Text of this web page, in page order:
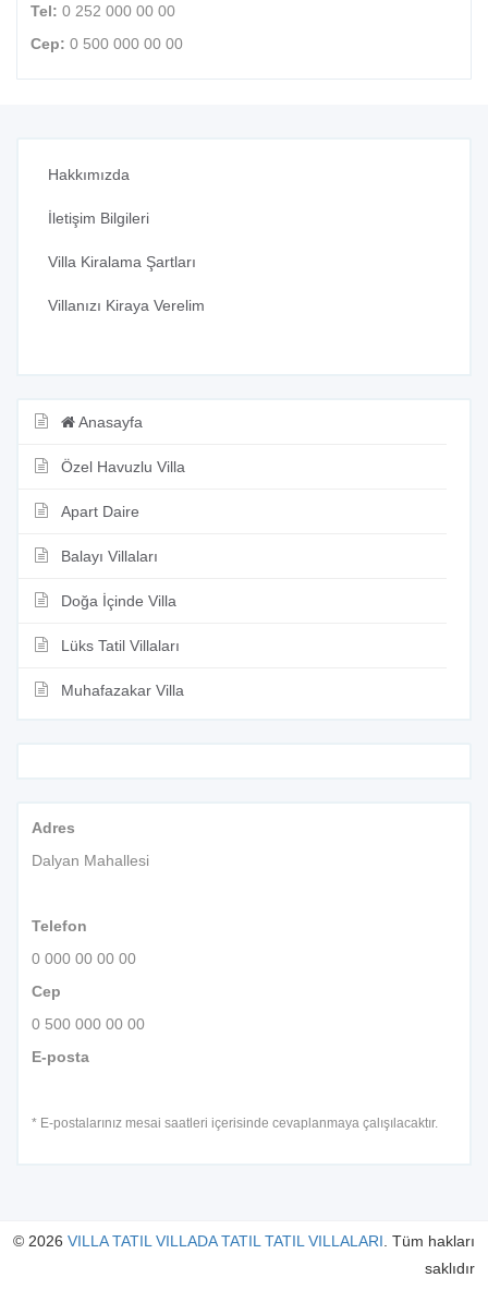
Tel: 0 252 000 00 00
Cep: 0 500 000 00 00
Hakkımızda
İletişim Bilgileri
Villa Kiralama Şartları
Villanızı Kiraya Verelim
Anasayfa
Özel Havuzlu Villa
Apart Daire
Balayı Villaları
Doğa İçinde Villa
Lüks Tatil Villaları
Muhafazakar Villa
Adres
Dalyan Mahallesi
Telefon
0 000 00 00 00
Cep
0 500 000 00 00
E-posta
* E-postalarınız mesai saatleri içerisinde cevaplanmaya çalışılacaktır.
© 2026 VILLA TATIL VILLADA TATIL TATIL VILLALARI . Tüm hakları
saklıdır